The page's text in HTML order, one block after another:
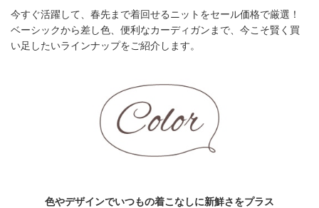
今すぐ活躍して、春先まで着回せるニットをセール価格で厳選！
ベーシックから差し色、便利なカーディガンまで、今こそ賢く買
い足したいラインナップをご紹介します。
色やデザインでいつもの着こなしに新鮮さをプラス